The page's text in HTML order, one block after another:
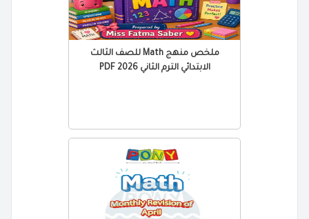
ملخص منهج Math للصف الثالث
الابتدائي الترم الثاني 2026 PDF